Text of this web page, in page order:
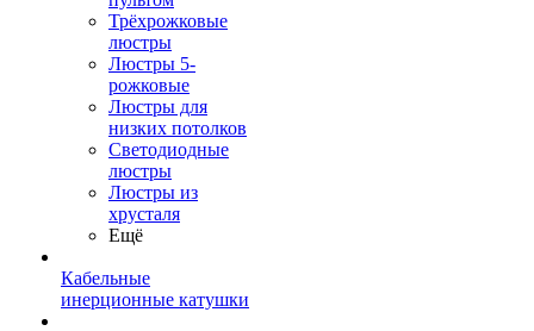
Трёхрожковые
люстры
Люстры 5-
рожковые
Люстры для
низких потолков
Cветодиодные
люстры
Люстры из
хрусталя
Ещё
Кабельные
инерционные катушки